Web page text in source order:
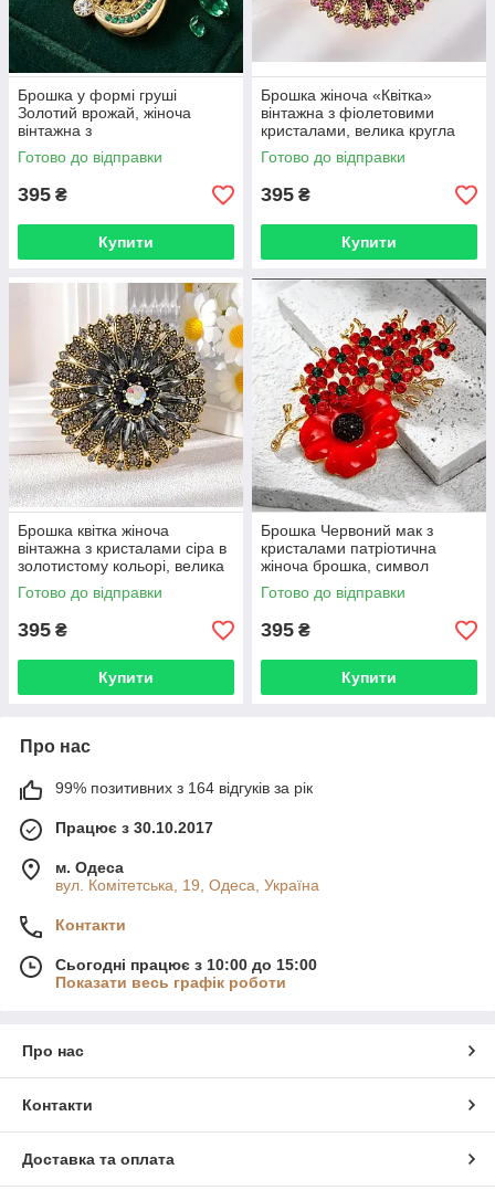
Брошка у формі груші
Золотий врожай, жіноча
вінтажна з
кристалами BRS212
Готово до відправки
395 ₴
Купити
Брошка жіноча «Квітка»
вінтажна з фіолетовими
кристалами, велика кругла
брошка в золотистому
кольорі BRS21
Готово до відправки
395 ₴
Купити
Брошка квітка жіноча
вінтажна з кристалами сіра в
золотистому кольорі, велика
кругла брошка на
одяг BRS210
Готово до відправки
395 ₴
Купити
Брошка Червоний мак з
кристалами патріотична
жіноча брошка, символ
пам'яті та незламності
України BRS209
Готово до відправки
395 ₴
Купити
Про нас
99% позитивних з 164 відгуків за рік
Працює з 30.10.2017
м. Одеса
вул. Комітетська, 19, Одеса, Україна
Контакти
Сьогодні працює з 10:00 до 15:00
Показати весь графік роботи
Про нас
Контакти
Доставка та оплата